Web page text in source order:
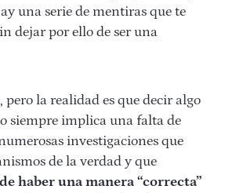
una serie de mentiras que te
dejar por ello de ser una
pero la realidad es que decir algo
siempre implica una falta de
investigaciones que
de la verdad y que
haber una manera “correcta”